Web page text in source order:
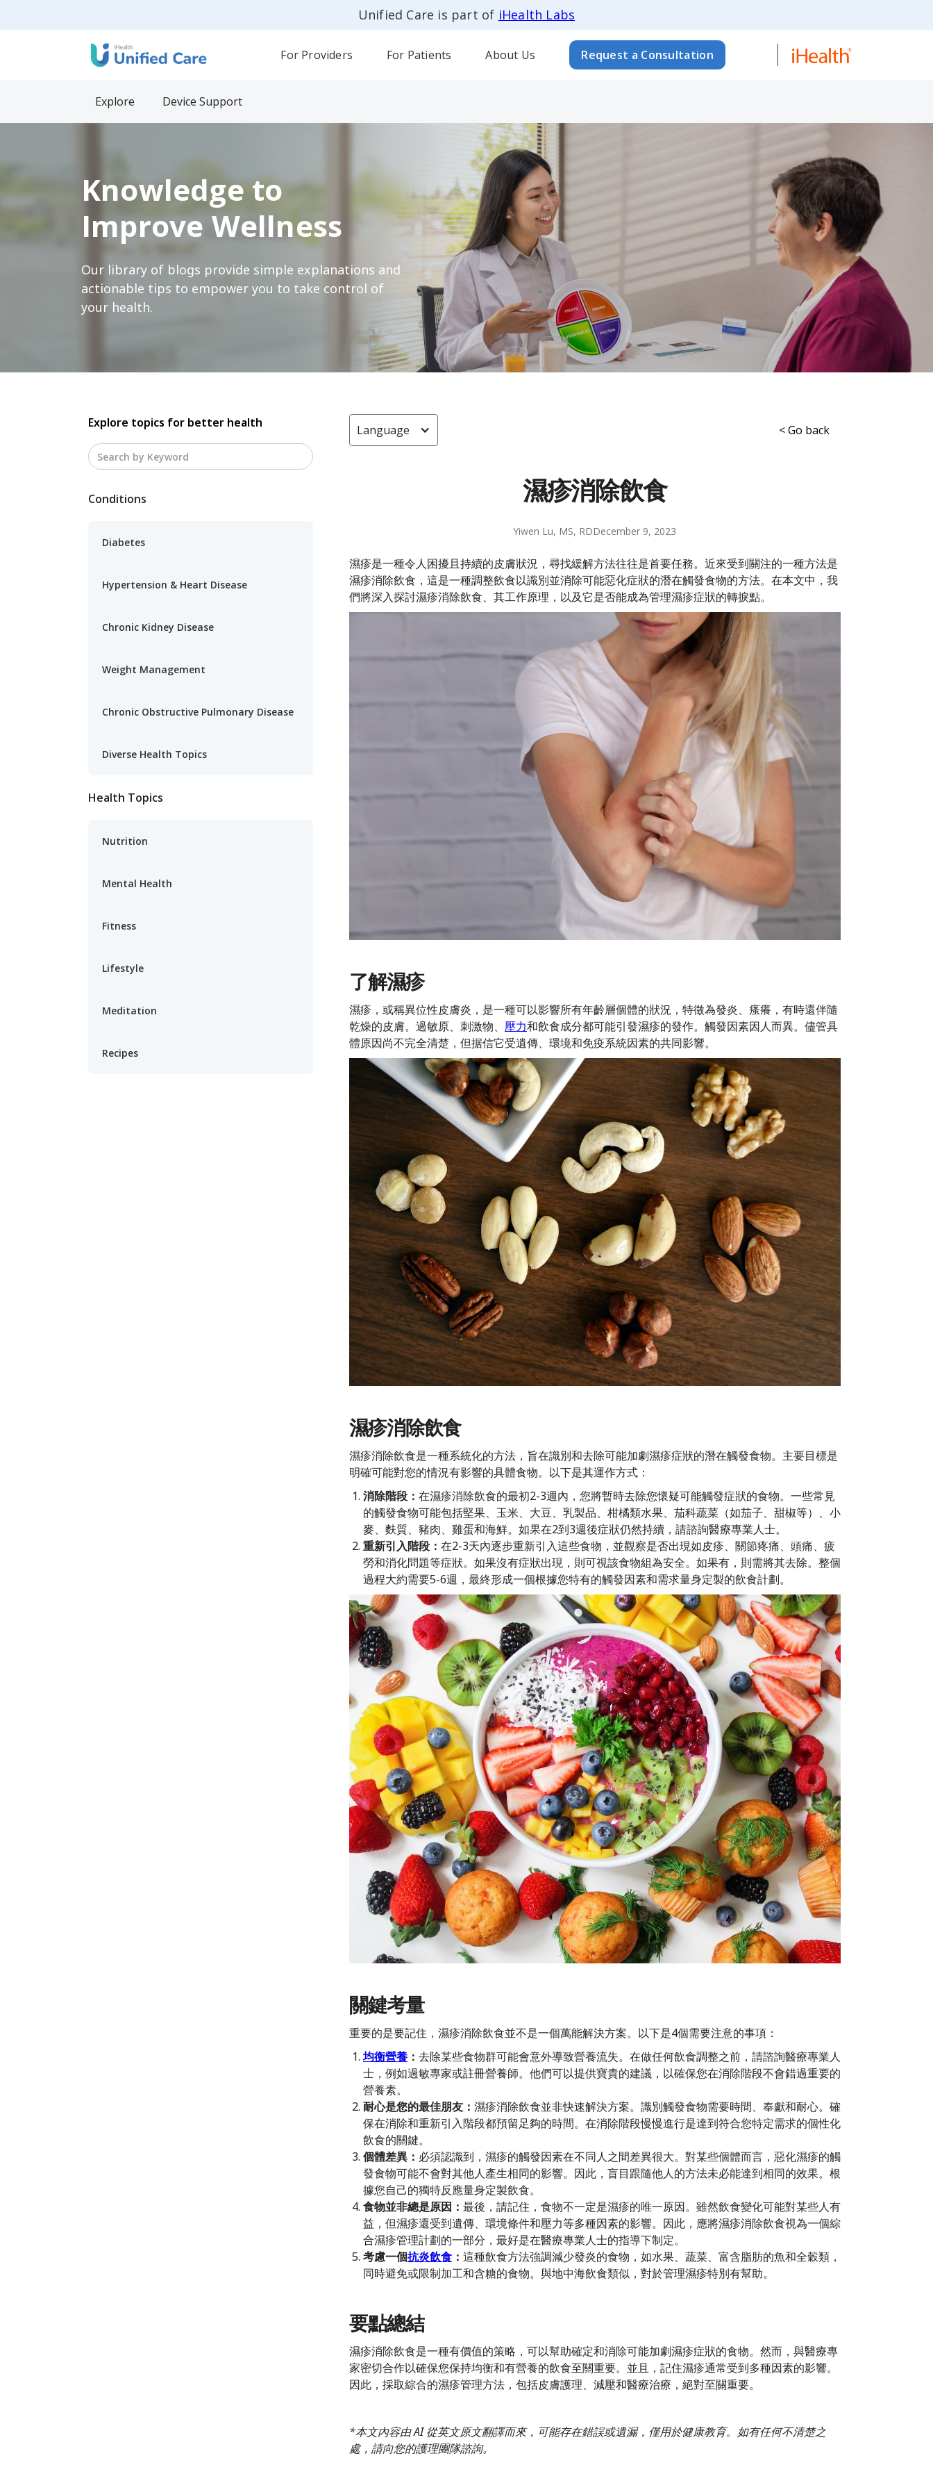
Unified Care is part of iHealth Labs
For Providers For Patients About Us Request a Consultation
Explore Device Support
Knowledge to
Improve Wellness
Our library of blogs provide simple explanations and
actionable tips to empower you to take control of
your health.
Explore topics for better health
Conditions
Diabetes
Hypertension & Heart Disease
Chronic Kidney Disease
Weight Management
Chronic Obstructive Pulmonary Disease
Diverse Health Topics
Health Topics
Nutrition
Mental Health
Fitness
Lifestyle
Meditation
Recipes
Language < Go back
濕疹消除飲食
Yiwen Lu, MS, RDDecember 9, 2023
濕疹是一種令人困擾且持續的皮膚狀況，尋找緩解方法往往是首要任務。近來受到關注的一種方法是
濕疹消除飲食，這是一種調整飲食以識別並消除可能惡化症狀的潛在觸發食物的方法。在本文中，我
們將深入探討濕疹消除飲食、其工作原理，以及它是否能成為管理濕疹症狀的轉捩點。
了解濕疹
濕疹，或稱異位性皮膚炎，是一種可以影響所有年齡層個體的狀況，特徵為發炎、瘙癢，有時還伴隨
乾燥的皮膚。過敏原、刺激物、 壓力和飲食成分都可能引發濕疹的發作。觸發因素因人而異。儘管具
體原因尚不完全清楚，但据信它受遺傳、環境和免疫系統因素的共同影響。
濕疹消除飲食
濕疹消除飲食是一種系統化的方法，旨在識別和去除可能加劇濕疹症狀的潛在觸發食物。主要目標是
明確可能對您的情況有影響的具體食物。以下是其運作方式：
消除階段： 在濕疹消除飲食的最初2-3週內，您將暫時去除您懷疑可能觸發症狀的食物。一些常見
的觸發食物可能包括堅果、玉米、大豆、乳製品、柑橘類水果、茄科蔬菜（如茄子、甜椒等）、小
麥、麩質、豬肉、雞蛋和海鮮。如果在2到3週後症狀仍然持續，請諮詢醫療專業人士。
重新引入階段： 在2-3天內逐步重新引入這些食物，並觀察是否出現如皮疹、關節疼痛、頭痛、疲
勞和消化問題等症狀。如果沒有症狀出現，則可視該食物組為安全。如果有，則需將其去除。整個
過程大約需要5-6週，最終形成一個根據您特有的觸發因素和需求量身定製的飲食計劃。
關鍵考量
重要的是要記住，濕疹消除飲食並不是一個萬能解決方案。以下是4個需要注意的事項：
均衡營養： 去除某些食物群可能會意外導致營養流失。在做任何飲食調整之前，請諮詢醫療專業人
士，例如過敏專家或註冊營養師。他們可以提供寶貴的建議，以確保您在消除階段不會錯過重要的
營養素。
耐心是您的最佳朋友： 濕疹消除飲食並非快速解決方案。識別觸發食物需要時間、奉獻和耐心。確
保在消除和重新引入階段都預留足夠的時間。在消除階段慢慢進行是達到符合您特定需求的個性化
飲食的關鍵。
個體差異： 必須認識到，濕疹的觸發因素在不同人之間差異很大。對某些個體而言，惡化濕疹的觸
發食物可能不會對其他人產生相同的影響。因此，盲目跟隨他人的方法未必能達到相同的效果。根
據您自己的獨特反應量身定製飲食。
食物並非總是原因： 最後，請記住，食物不一定是濕疹的唯一原因。雖然飲食變化可能對某些人有
益，但濕疹還受到遺傳、環境條件和壓力等多種因素的影響。因此，應將濕疹消除飲食視為一個綜
合濕疹管理計劃的一部分，最好是在醫療專業人士的指導下制定。
考慮一個抗炎飲食： 這種飲食方法強調減少發炎的食物，如水果、蔬菜、富含脂肪的魚和全穀類，
同時避免或限制加工和含糖的食物。與地中海飲食類似，對於管理濕疹特別有幫助。
要點總結
濕疹消除飲食是一種有價值的策略，可以幫助確定和消除可能加劇濕疹症狀的食物。然而，與醫療專
家密切合作以確保您保持均衡和有營養的飲食至關重要。並且，記住濕疹通常受到多種因素的影響。
因此，採取綜合的濕疹管理方法，包括皮膚護理、減壓和醫療治療，絕對至關重要。
*本文內容由 AI 從英文原文翻譯而來，可能存在錯誤或遺漏，僅用於健康教育。如有任何不清楚之
處，請向您的護理團隊諮詢。